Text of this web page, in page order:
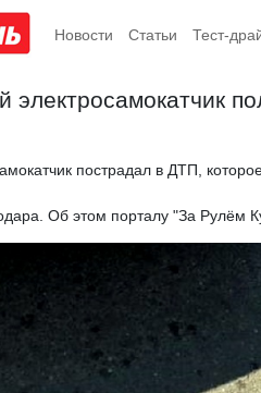
Новости Статьи Тест-
электросамокатчик
пострадал в ДТП,
Об этом порталу "За Рулём